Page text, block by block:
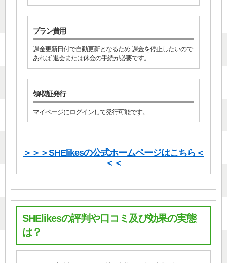
プラン費用
課金更新日付で自動更新となるため 課金を停止したいので
あれば 退会または休会の手続が必要です。
領収証発行
マイページにログインして発行可能です。
＞＞＞SHElikesの公式ホームページはこちら＜
＜＜
SHElikesの評判や口コミ及び効果の実態
は？